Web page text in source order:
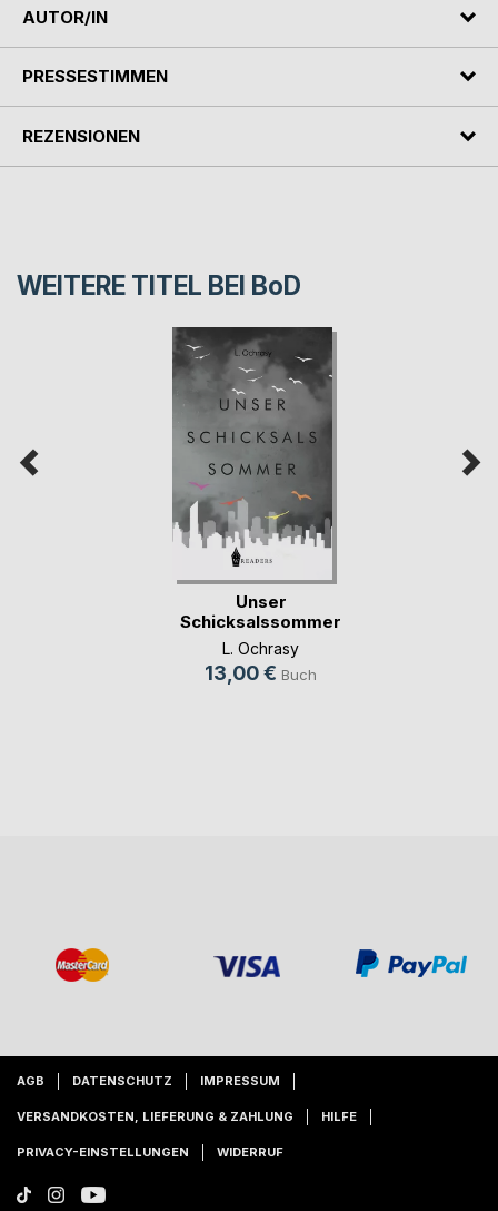
AUTOR/IN
PRESSESTIMMEN
REZENSIONEN
WEITERE TITEL BEI BoD
Unser
Schicksalssommer
L. Ochrasy
13,00 € Buch
AGB DATENSCHUTZ IMPRESSUM
VERSANDKOSTEN, LIEFERUNG & ZAHLUNG HILFE
PRIVACY-EINSTELLUNGEN WIDERRUF